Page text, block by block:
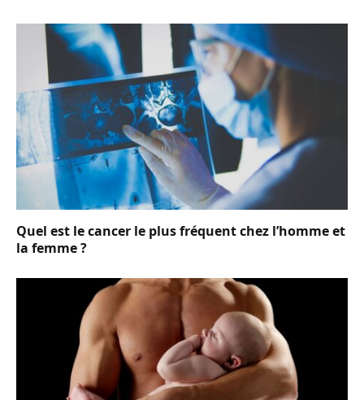
Quel est le cancer le plus fréquent chez l’homme et
la femme ?